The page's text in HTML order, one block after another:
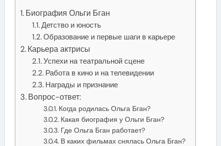
Биография Ольги Бган
Детство и юность
Образование и первые шаги в карьере
Карьера актрисы
Успехи на театральной сцене
Работа в кино и на телевидении
Награды и признание
Вопрос-ответ:
Когда родилась Ольга Бган?
Какая биография у Ольги Бган?
Где Ольга Бган работает?
В каких фильмах снялась Ольга Бган?